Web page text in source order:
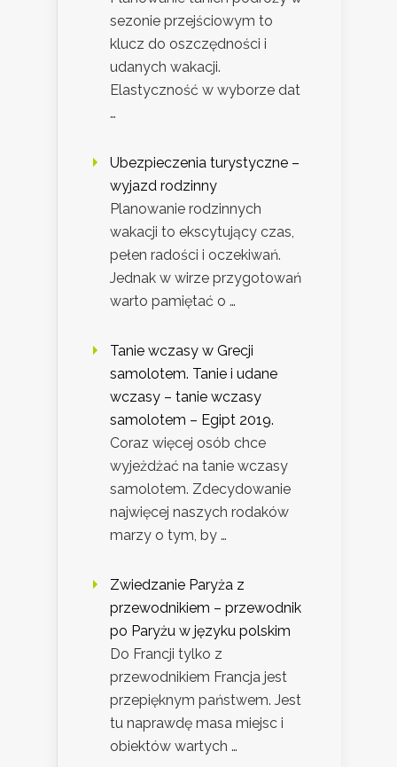
sezonie przejściowym to
klucz do oszczędności i
udanych wakacji.
Elastyczność w wyborze dat
…
Ubezpieczenia turystyczne –
wyjazd rodzinny
Planowanie rodzinnych
wakacji to ekscytujący czas,
pełen radości i oczekiwań.
Jednak w wirze przygotowań
warto pamiętać o …
Tanie wczasy w Grecji
samolotem. Tanie i udane
wczasy – tanie wczasy
samolotem – Egipt 2019.
Coraz więcej osób chce
wyjeżdżać na tanie wczasy
samolotem. Zdecydowanie
najwięcej naszych rodaków
marzy o tym, by …
Zwiedzanie Paryża z
przewodnikiem – przewodnik
po Paryżu w języku polskim
Do Francji tylko z
przewodnikiem Francja jest
przepięknym państwem. Jest
tu naprawdę masa miejsc i
obiektów wartych …